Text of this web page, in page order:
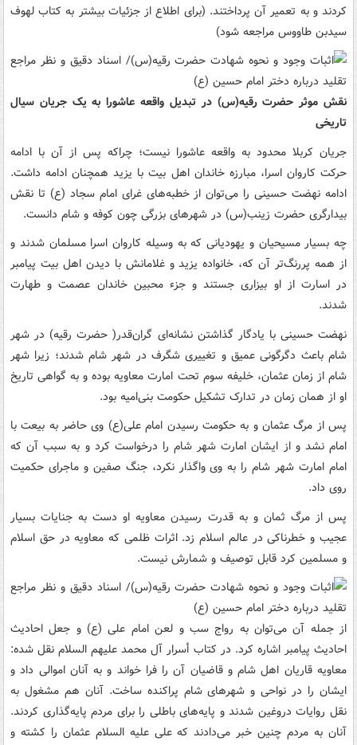
کردند و به تعمیر آن پرداختند. (برای اطلاع از جزئیات بیشتر به کتاب لهوف
سیدبن طاووس مراجعه شود)
نقش موثر حضرت رقیه(س) در تبدیل واقعه عاشورا به یک جریان سیال
تاریخی
جریان کربلا محدود به واقعه عاشورا نیست؛ چراکه پس از آن با ادامه
حرکت کاروان اسرا، مبارزه خاندان اهل بیت با یزید همچنان ادامه داشت.
ادامه نهضت حسینی را می‌توان از خطبه‌های غرای امام سجاد (ع) تا نقش
بیدارگری حضرت زینب(س) در شهرهای بزرگی چون کوفه و شام دانست.
چه بسیار مسیحیان و یهودیانی که به وسیله کاروان اسرا مسلمان شدند و
از همه پررنگ‌تر آن که، خانواده یزید و غلامانش با دیدن اهل بیت پیامبر
در اسارت از او بیزاری جستند و جزء محبین خاندان عصمت و طهارت
شدند.
نهضت حسینی با یادگار گذاشتن نشانه‌ای گران‌قدر( حضرت رقیه) در شهر
شام باعث دگرگونی عمیق و تغییری شگرف در شهر شام شدند؛ زیرا شهر
شام از زمان عثمان، خلیفه سوم تحت امارت معاویه بوده و به گواهی تاریخ
او از همان زمان در تدارک تشکیل حکومت بنی‌امیه بود.
پس از مرگ عثمان و به حکومت رسیدن امام علی(ع) وی حاضر به بیعت با
امام نشد و از ایشان امارت شهر شام را درخواست کرد و به سبب آن که
امام امارت شهر شام را به وی واگذار نکرد، جنگ صفین و ماجرای حکمیت
روی داد.
پس از مرگ ثمان و به قدرت رسیدن معاویه او دست به جنایات بسیار
عجیب و خطرناکی در عالم اسلام زد. اثرات ظلمی که معاویه در حق اسلام
و مسلمین کرد قابل توصیف و شمارش نیست.
از جمله آن می‌توان به رواج سب و لعن امام علی (ع) و جعل احادیث
احادیث پیامبر اشاره کرد. در کتاب أسرار آل محمد علیهم السلام نقل شده:
معاویه قاریان اهل شام‌ و قاضیان آن را فرا خواند و به آنان ‌اموالی داد و
ایشان را در نواحی و شهرهای شام پراکنده ساخت. آنان هم مشغول به
نقل روایات دروغین شدند و پایه‌های باطلی را برای مردم پایه‌گذاری کردند.
آنان به مردم چنین خبر می‌دادند که علی علیه السلام عثمان را کشته و